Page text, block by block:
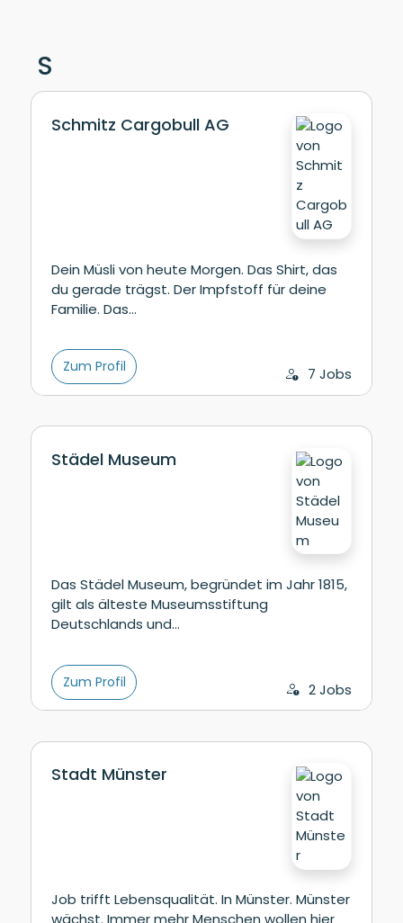
S
Schmitz Cargobull AG
Dein Müsli von heute Morgen. Das Shirt, das
du gerade trägst. Der Impfstoff für deine
Familie. Das…
Zum Profil 7 Jobs
Städel Museum
Das Städel Museum, begründet im Jahr 1815,
gilt als älteste Museumsstiftung
Deutschlands und…
Zum Profil 2 Jobs
Stadt Münster
Job trifft Lebensqualität. In Münster. Münster
wächst. Immer mehr Menschen wollen hier